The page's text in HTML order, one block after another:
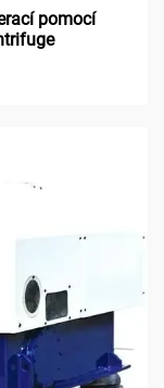
pomocí